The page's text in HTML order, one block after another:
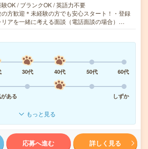
OK / ブランクOK / 英語力不要
の方歓迎＊未経験の方でも安心スタート！・登録
リアを一緒に考える面談（電話面談の場合）…
30代 40代 50代
60代
ある
しずか
もっと見る
応募へ進む 詳しく見る